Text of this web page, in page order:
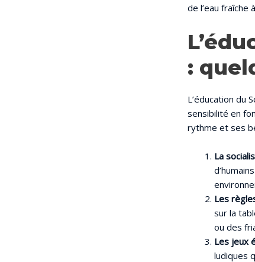
de l’eau fraîche
:
L’éducation du
sensibilité en
rythme et ses
La
Les
sur la
ou des
Les jeux
ludiques